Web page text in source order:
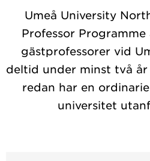
Umeå University
Professor
gästprofessorer vid
deltid under minst två
redan har en
universitet